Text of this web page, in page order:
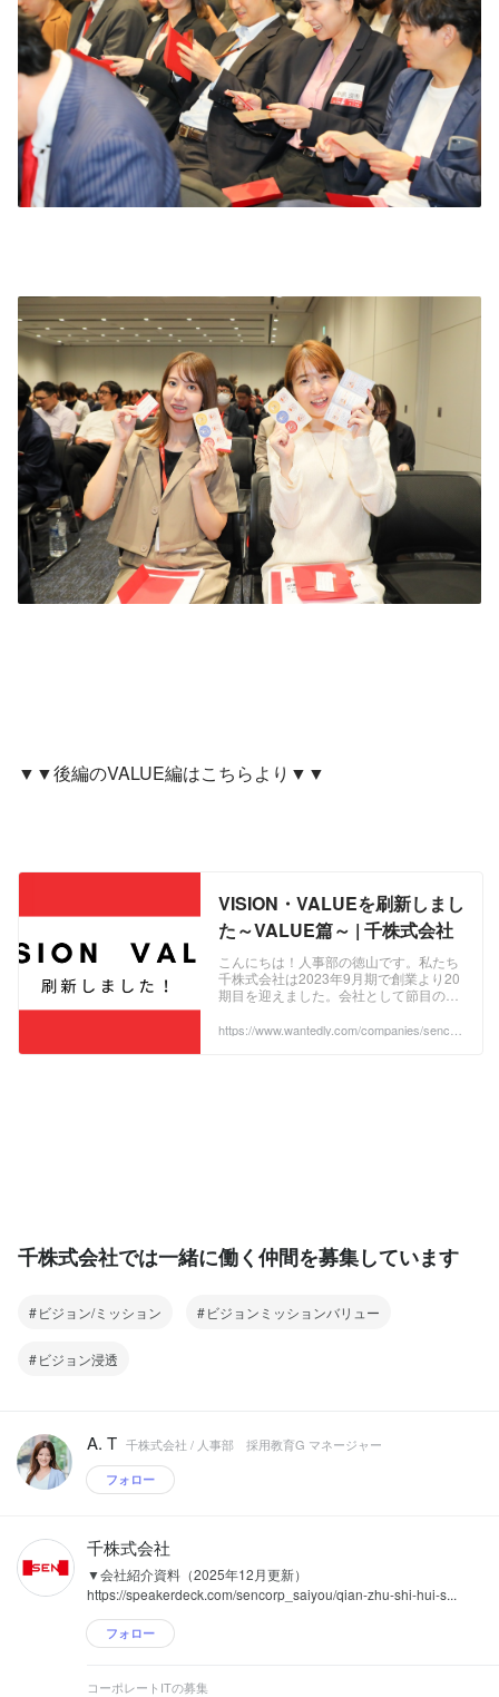
▼▼後編のVALUE編はこちらより▼▼
VISION・VALUEを刷新しまし
た～VALUE篇～ | 千株式会社
こんにちは！人事部の徳山です。私たち
千株式会社は2023年9月期で創業より20
期目を迎えました。会社として節目のタ
社会への貢献にコミットし、VISIONと
https://www.wantedly.com/companies/sencor
p/post_articles/602308
千株式会社では一緒に働く仲間を募集しています
ビジョン/ミッション ビジョンミッションバリュー
ビジョン浸透
A. T 千株式会社 / 人事部 採用教育G マネージャー
フォロー
千株式会社
▼会社紹介資料（2025年12月更新）
https://speakerdeck.com/sencorp_saiyou/qian-zhu-shi-hui-s...
フォロー
コーポレートITの募集